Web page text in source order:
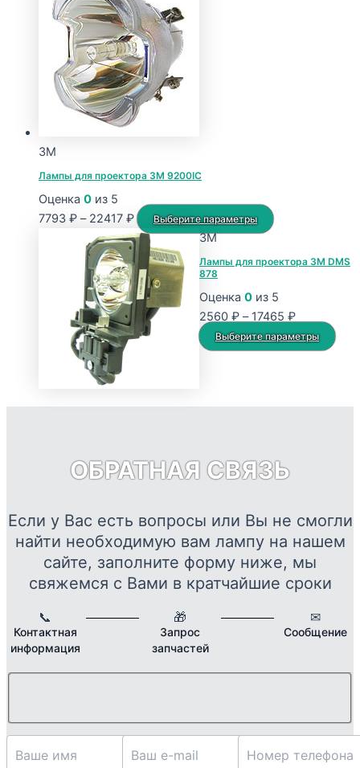
8200 ₽
–
23224 ₽
3M
Лампы для проектора 3M 9200IC
Оценка 0 из 5
7793 ₽ – 22417 ₽Диапазон
цен:
7793 ₽
–
22417 ₽
Выберите параметры
Этот
имеет
вариаций.
Опции
можно
выбрать
товара.
3M
Лампы для проектора 3M DMS
878
Оценка 0 из 5
2560 ₽ – 17465 ₽Диапазон
цен:
2560 ₽
Выберите параметры
ОБРАТНАЯ СВЯЗЬ
Если у Вас есть вопросы или Вы не смогли
найти необходимую вам лампу на нашем
сайте, заполните форму ниже, мы
свяжемся с Вами в кратчайшие сроки
📞
Контактная
информация
🎁
Запрос
запчастей
✉
Сообщение